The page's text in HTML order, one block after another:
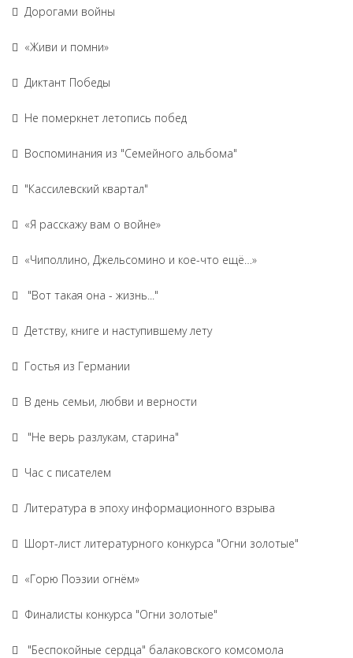
Дорогами войны
«Живи и помни»
Диктант Победы
Не померкнет летопись побед
Воспоминания из "Семейного альбома"
"Кассилевский квартал"
«Я расскажу вам о войне»
«Чиполлино, Джельсомино и кое-что ещё…»
"Вот такая она - жизнь..."
Детству, книге и наступившему лету
Гостья из Германии
В день семьи, любви и верности
"Не верь разлукам, старина"
Час с писателем
Литература в эпоху информационного взрыва
Шорт-лист литературного конкурса "Огни золотые"
«Горю Поэзии огнём»
Финалисты конкурса "Огни золотые"
"Беспокойные сердца" балаковского комсомола